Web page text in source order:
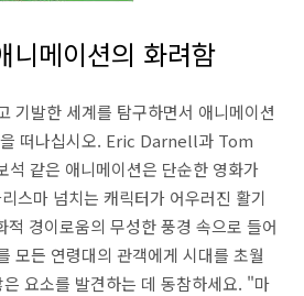
니메이션의 화려함
기발한 세계를 탐구하면서 애니메이션
떠나십시오. Eric Darnell과 Tom
같은 애니메이션은 단순한 영화가
스마 넘치는 캐릭터가 어우러진 활기
적 경이로움의 무성한 풍경 속으로 들어
모든 연령대의 관객에게 시대를 초월
요소를 발견하는 데 동참하세요. "마